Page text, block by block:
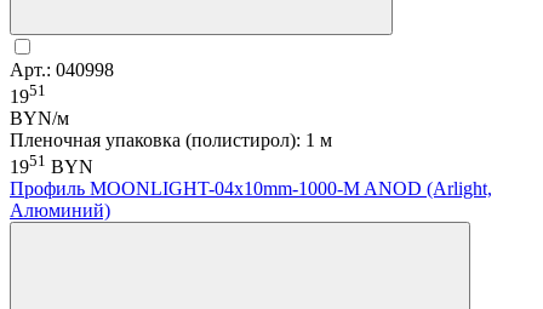
Арт.: 040998
1951
BYN/м
Пленочная упаковка (полистирол): 1 м
1951 BYN
Профиль MOONLIGHT-04x10mm-1000-M ANOD (Arlight,
Алюминий)